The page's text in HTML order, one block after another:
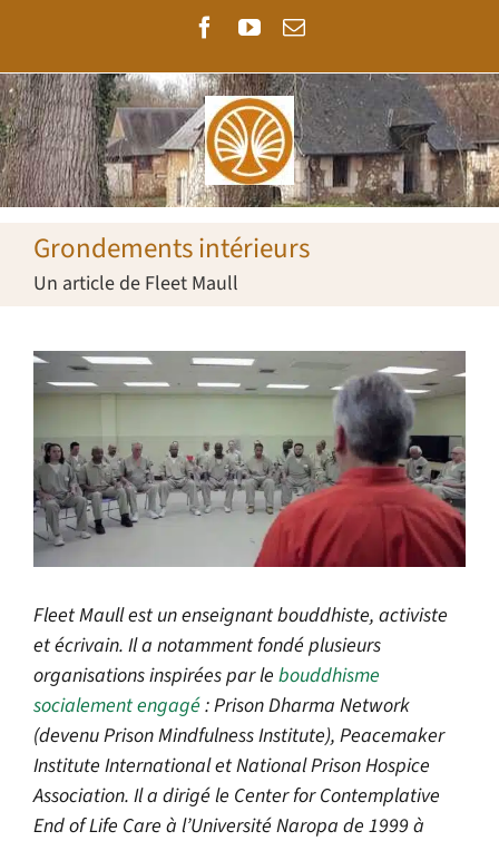
contenu
Facebook
YouTube
Email
Grondements intérieurs
Un article de Fleet Maull
Voir
l'image
Fleet Maull est un enseignant bouddhiste, activiste
et écrivain. Il a notamment fondé plusieurs
organisations inspirées par le bouddhisme
socialement engagé: Prison Dharma Network
(devenu Prison Mindfulness Institute), Peacemaker
Institute International et National Prison Hospice
Association. Il a dirigé le Center for Contemplative
End of Life Care à l’Université Naropa de 1999 à